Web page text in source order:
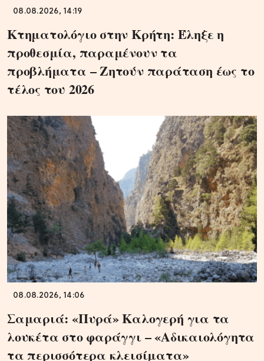
08.08.2026, 14:19
Κτηματολόγιο στην Κρήτη: Έληξε η
προθεσμία, παραμένουν τα
προβλήματα – Ζητούν παράταση έως το
τέλος του 2026
08.08.2026, 14:06
Σαμαριά: «Πυρά» Καλογερή για τα
λουκέτα στο φαράγγι – «Αδικαιολόγητα
τα περισσότερα κλεισίματα»